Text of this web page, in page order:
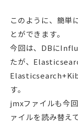
このように、簡単
とができます。
今回は、DBに
たが、
す。
jmxファイルも今
ァイルを読み替え